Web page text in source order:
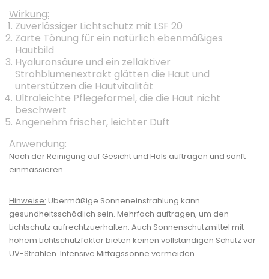
Wirkung:
Zuverlässiger Lichtschutz mit LSF 20
Zarte Tönung für ein natürlich ebenmäßiges
Hautbild
Hyaluronsäure und ein zellaktiver
Strohblumenextrakt glätten die Haut und
unterstützen die Hautvitalität
Ultraleichte Pflegeformel, die die Haut nicht
beschwert
Angenehm frischer, leichter Duft
Anwendung:
Nach der Reinigung auf Gesicht und Hals auftragen und sanft
einmassieren.
Hinweise: Übermäßige Sonneneinstrahlung kann
gesundheitsschädlich sein. Mehrfach auftragen, um den
Lichtschutz aufrechtzuerhalten. Auch Sonnenschutzmittel mit
hohem Lichtschutzfaktor bieten keinen vollständigen Schutz vor
UV-Strahlen. Intensive Mittagssonne vermeiden.